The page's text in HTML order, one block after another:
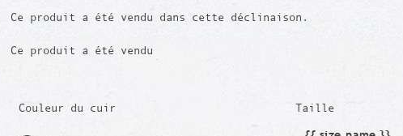
Ce produit a été vendu dans cette déclinaison.
Ce produit a été vendu
Couleur du cuir Taille